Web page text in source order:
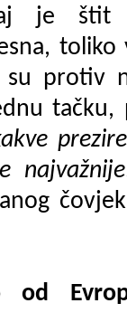
je štit
toliko
protiv
najvažnije
od